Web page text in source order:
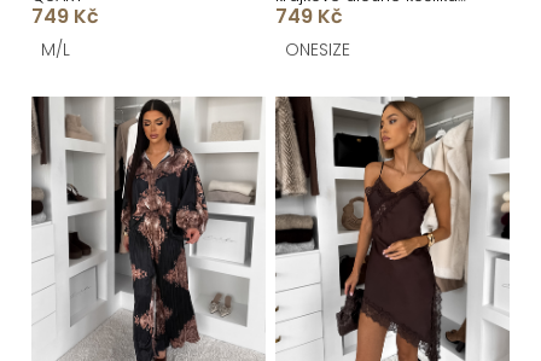
k
ů
749 Kč
M/L
šaty BLISSE
749 Kč
ONESIZE